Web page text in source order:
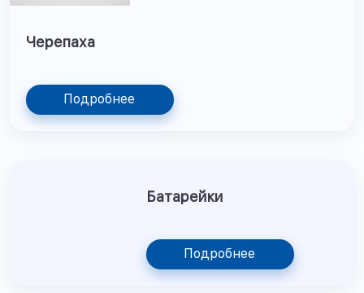
Черепаха
Подробнее
Батарейки
Подробнее